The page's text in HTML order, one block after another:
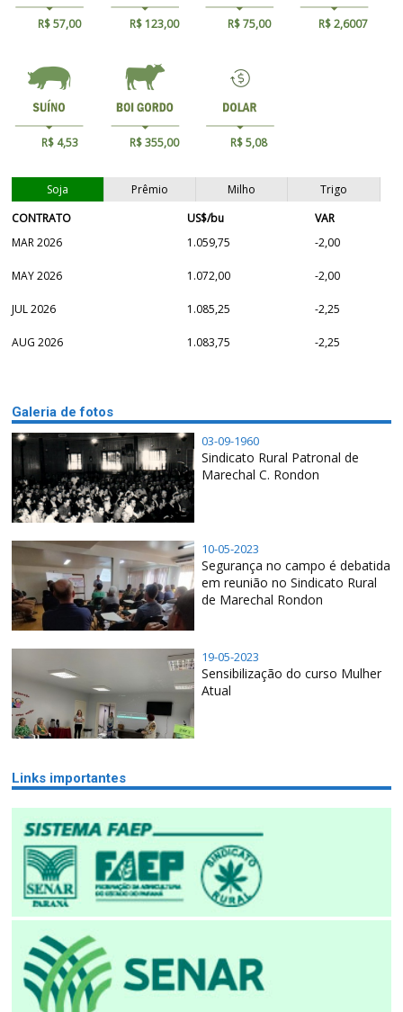
R$ 57,00 R$ 123,00 R$ 75,00 R$ 2,6007
R$ 4,53 R$ 355,00 R$ 5,08
Soja Prêmio Milho
Trigo
CONTRATO
US$/bu
VAR
MAR 2026
1.059,75 -2,00
MAY 2026 1.072,00 -2,00
JUL 2026 1.085,25 -2,25
AUG 2026 1.083,75 -2,25
Galeria de fotos
03-09-1960
Sindicato Rural Patronal de
Marechal C. Rondon
10-05-2023
Segurança no campo é debatida
em reunião no Sindicato Rural
de Marechal Rondon
19-05-2023
Sensibilização do curso Mulher
Atual
Links importantes